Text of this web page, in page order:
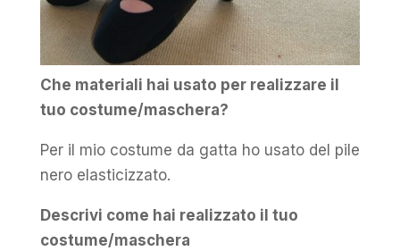
Che materiali hai usato per realizzare il
tuo costume/maschera?
Per il mio costume da gatta ho usato del pile
nero elasticizzato.
Descrivi come hai realizzato il tuo
costume/maschera